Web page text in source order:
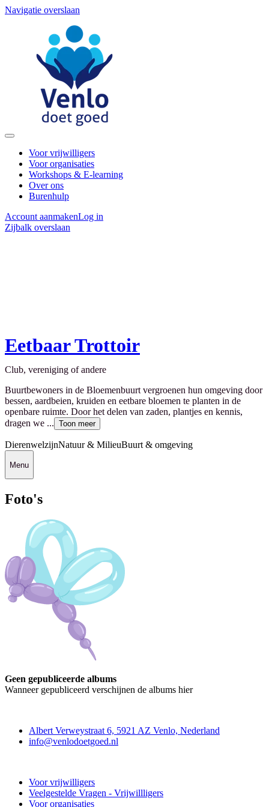
Navigatie overslaan
Voor vrijwilligers
Voor organisaties
Workshops & E-learning
Over ons
Burenhulp
Account aanmakenLog in
Zijbalk overslaan
Eetbaar Trottoir
Club, vereniging of andere
Buurtbewoners in de Bloemenbuurt vergroenen hun omgeving door
bessen, aardbeien, kruiden en eetbare bloemen te planten in de
openbare ruimte. Door het delen van zaden, plantjes en kennis,
dragen we ... Toon meer
DierenwelzijnNatuur & MilieuBuurt & omgeving
Menu
Foto's
Geen gepubliceerde albums
Wanneer gepubliceerd verschijnen de albums hier
Albert Verweystraat 6, 5921 AZ Venlo, Nederland
info@venlodoetgoed.nl
Voor vrijwilligers
Veelgestelde Vragen - Vrijwillligers
Voor organisaties